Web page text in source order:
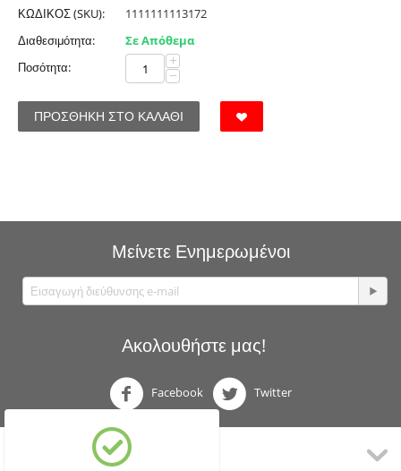
ΚΩΔΙΚΟΣ (SKU):
1111111113172
Διαθεσιμότητα:
Σε Απόθεμα
Ποσότητα:
+
−
ΠΡΟΣΘΉΚΗ ΣΤΟ ΚΑΛΆΘΙ
Μείνετε Ενημερωμένοι
Ακολουθήστε μας!
Facebook Twitter
Ο λογαριασμός μου